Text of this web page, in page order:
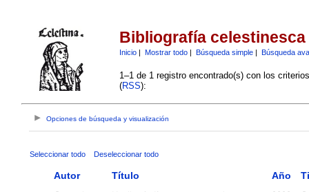
Bibliografía celestinesca
Inicio| Mostrar todo| Búsqueda simple| Búsqueda
1–1 de 1 registro encontrado(s) con los
(RSS):
Opciones de búsqueda y visualización
Seleccionar todo Deseleccionar todo
Autor Título Año